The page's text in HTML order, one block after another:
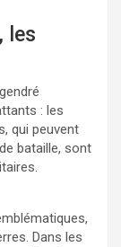
les
: les
qui peuvent
bataille, sont
Dans les